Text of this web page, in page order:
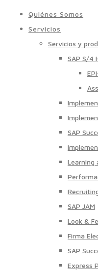
Quiénes Somos
Servicios
Servicios y
SAP S/4
SAP
Learning
SAP JAM
Look &
Firma
SAP
Express